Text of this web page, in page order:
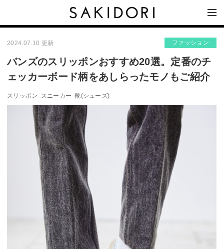
2024.07.10 更新 ファッション
バンズのスリッポンおすすめ20選。定番のチ
ェッカーボード柄をあしらったモノもご紹介
スリッポン スニーカー 靴(シューズ)